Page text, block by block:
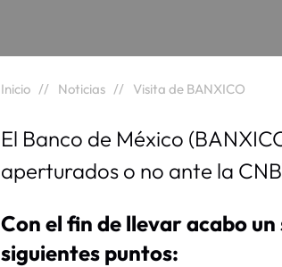
Inicio Noticias Visita de BANXICO
El Banco de México
aperturados o no ante la
Con el fin de llevar acabo
siguientes puntos: